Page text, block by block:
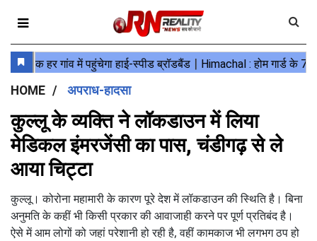
HOME अपराध-हादसा
कुल्लू के व्यक्ति ने लॉकडाउन में लिया
मेडिकल इंमरजेंसी का पास, चंडीगढ़ से ले
आया चिट्टा
कुल्लू। कोरोना महामारी के कारण पूरे देश में लॉकडाउन की स्थिति है। बिना
अनुमति के कहीं भी किसी प्रकार की आवाजाही करने पर पूर्ण प्रतिबंद है।
ऐसे में आम लोगों को जहां परेशानी हो रही है, वहीं कामकाज भी लगभग ठप हो